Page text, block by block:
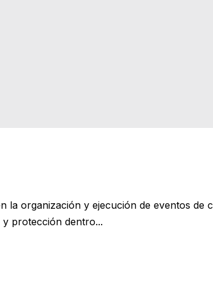
la organización y ejecución de eventos
protección dentro...